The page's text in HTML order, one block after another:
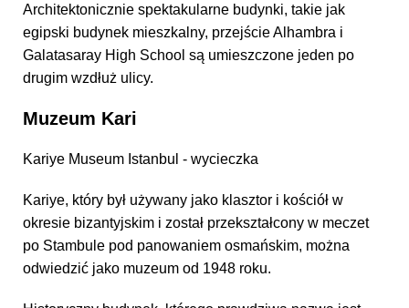
Architektonicznie spektakularne budynki, takie jak
egipski budynek mieszkalny, przejście Alhambra i
Galatasaray High School są umieszczone jeden po
drugim wzdłuż ulicy.
Muzeum Kari
Kariye Museum Istanbul - wycieczka
Kariye, który był używany jako klasztor i kościół w
okresie bizantyjskim i został przekształcony w meczet
po Stambule pod panowaniem osmańskim, można
odwiedzić jako muzeum od 1948 roku.